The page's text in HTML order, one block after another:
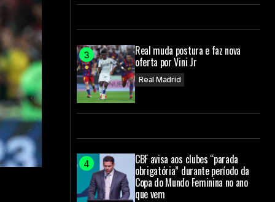
Real muda postura e faz nova
oferta por Vini Jr
Real Madrid
CBF avisa aos clubes “parada
obrigatória” durante período da
Copa do Mundo Feminina no ano
que vem